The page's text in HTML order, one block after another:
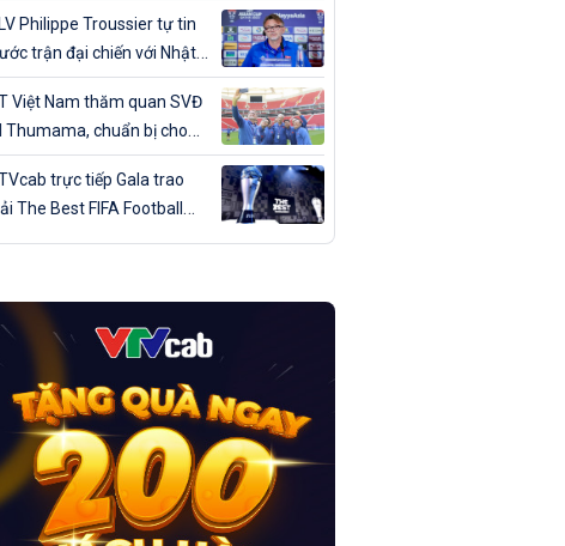
Philippe Troussier tự tin
trận đại chiến với Nhật
Việt Nam thăm quan SVĐ
Thumama, chuẩn bị cho
gặp Nhật Bản
trực tiếp Gala trao
The Best FIFA Football